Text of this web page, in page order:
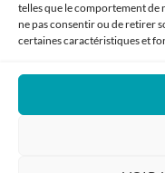
telles que le comportement de
ne pas consentir ou de retirer
certaines caractéristiques et
ENVOYEZ
REJOIGNEZ-NOUS !